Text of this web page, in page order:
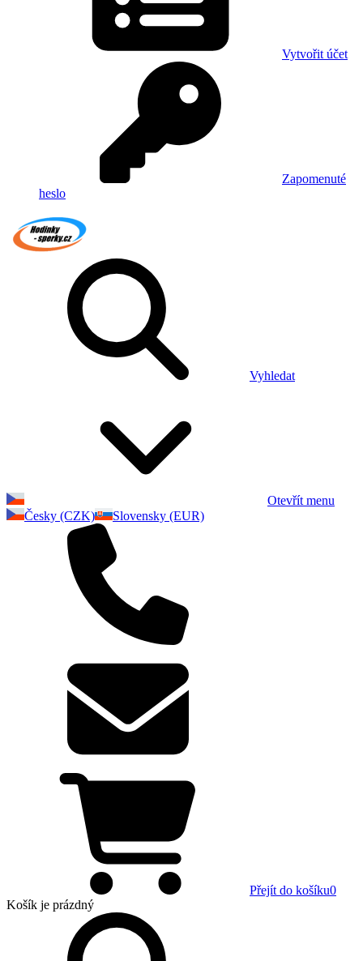
Vytvořit účet
Zapomenuté
heslo
Vyhledat
Otevřít menu
Česky (CZK)
Slovensky (EUR)
Přejít do košíku0
Košík je prázdný